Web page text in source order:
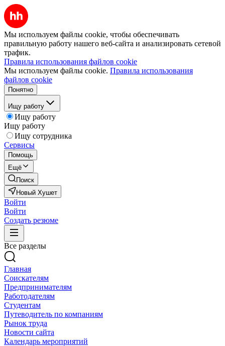
Мы используем файлы cookie, чтобы обеспечивать
правильную работу нашего веб-сайта и анализировать сетевой
трафик.
Правила использования файлов cookie
Мы используем файлы cookie. Правила использования
файлов cookie
Понятно
Ищу работу
Ищу работу
Ищу работу
Ищу сотрудника
Сервисы
Помощь
Ещё
Поиск
Новый Хушет
Войти
Войти
Создать резюме
Все разделы
Главная
Соискателям
Предпринимателям
Работодателям
Студентам
Путеводитель по компаниям
Рынок труда
Новости сайта
Календарь мероприятий